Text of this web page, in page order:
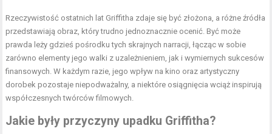
Rzeczywistość ostatnich lat Griffitha zdaje się być złożona, a różne źródła
przedstawiają obraz, który trudno jednoznacznie ocenić. Być może
prawda leży gdzieś pośrodku tych skrajnych narracji, łącząc w sobie
zarówno elementy jego walki z uzależnieniem, jak i wymiernych sukcesów
finansowych. W każdym razie, jego wpływ na kino oraz artystyczny
dorobek pozostaje niepodważalny, a niektóre osiągnięcia wciąż inspirują
współczesnych twórców filmowych.
Jakie były przyczyny upadku Griffitha?